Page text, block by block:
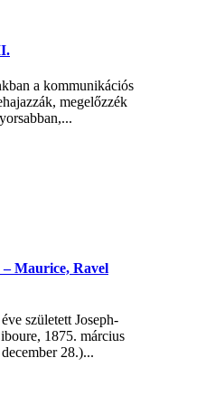
a kommunikációs
megelőzzék
Maurice, Ravel
született Joseph-
1875. március
28.)...